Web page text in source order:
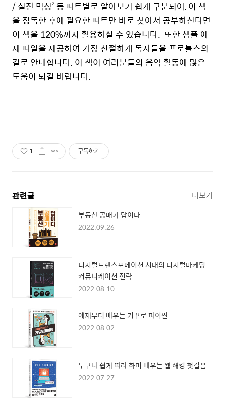
/실전 믹싱’등 파트별로 알아보기 쉽게 구분되어,이 책
을 정독한 후에 필요한 파트만 바로 찾아서 공부하신다면
이 책을 120%까지 활용하실 수 있습니다. 또한 샘플 예
제 파일을 제공하여 가장 친절하게 독자들을 프로툴스의
길로 안내합니다. 이 책이 여러분들의 음악 활동에 많은
도움이 되길 바랍니다.
1 구독하기
관련글 더보기
부동산 공매가 답이다
2022.09.26
디지털트랜스포메이션 시대의 디지털마케팅
커뮤니케이션 전략
2022.08.10
예제부터 배우는 거꾸로 파이썬
2022.08.02
누구나 쉽게 따라 하며 배우는 웹 해킹 첫걸음
2022.07.27